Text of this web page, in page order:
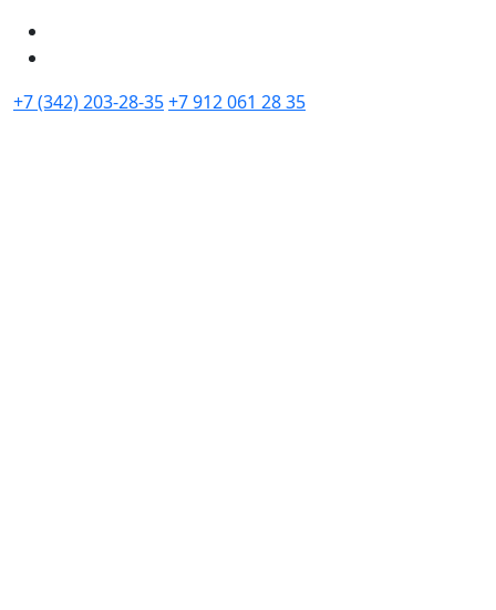
+7 (342) 203-28-35+7 912 061 28 35